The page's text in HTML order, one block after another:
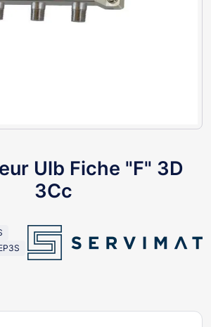
Ulb Fiche "F" 3D
3Cc